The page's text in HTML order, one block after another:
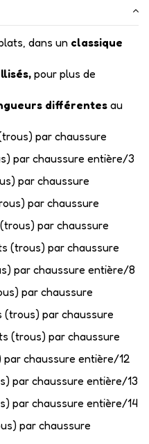
dans un classique
, pour plus de
différentes au
par chaussure
par chaussure entière/3
par chaussure
par chaussure
par chaussure
(trous) par chaussure
par chaussure entière/8
par chaussure
(trous) par chaussure
(trous) par chaussure
chaussure entière/12
par chaussure entière/13
par chaussure entière/14
par chaussure